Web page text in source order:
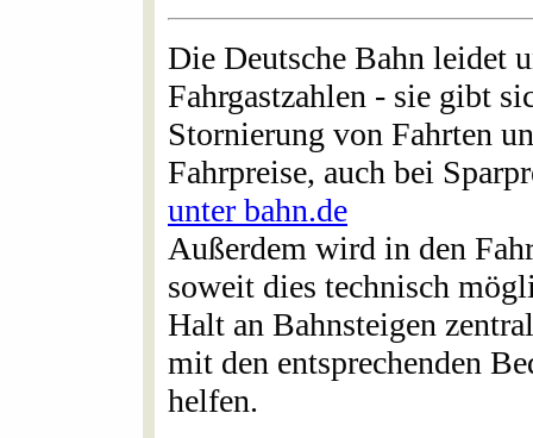
Die Deutsche Bahn leidet
Fahrgastzahlen - sie gibt
Stornierung von Fahrten
Fahrpreise, auch bei
unter bahn.de
Außerdem wird in den
soweit dies technisch
Halt an Bahnsteigen
mit den entsprechenden
helfen.